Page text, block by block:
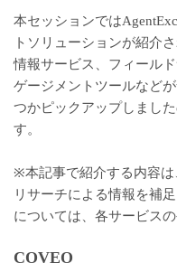
本セッションでは
トソリューションが紹介
情報サービス、フィール
ゲージメントツールなど
つかピックアップしまし
す。
※本記事で紹介する内容は
リサーチによる情報を補
については、各サービス
COVEO